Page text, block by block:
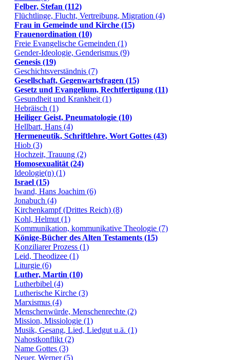
Felber, Stefan (112)
Flüchtlinge, Flucht, Vertreibung, Migration (4)
Frau in Gemeinde und Kirche (15)
Frauenordination (10)
Freie Evangelische Gemeinden (1)
Gender-Ideologie, Genderismus (9)
Genesis (19)
Geschichtsverständnis (7)
Gesellschaft, Gegenwartsfragen (15)
Gesetz und Evangelium, Rechtfertigung (11)
Gesundheit und Krankheit (1)
Hebräisch (1)
Heiliger Geist, Pneumatologie (10)
Hellbart, Hans (4)
Hermeneutik, Schriftlehre, Wort Gottes (43)
Hiob (3)
Hochzeit, Trauung (2)
Homosexualität (24)
Ideologie(n) (1)
Israel (15)
Iwand, Hans Joachim (6)
Jonabuch (4)
Kirchenkampf (Drittes Reich) (8)
Kohl, Helmut (1)
Kommunikation, kommunikative Theologie (7)
Könige-Bücher des Alten Testaments (15)
Konziliarer Prozess (1)
Leid, Theodizee (1)
Liturgie (6)
Luther, Martin (10)
Lutherbibel (4)
Lutherische Kirche (3)
Marxismus (4)
Menschenwürde, Menschenrechte (2)
Mission, Missiologie (1)
Musik, Gesang, Lied, Liedgut u.ä. (1)
Nahostkonflikt (2)
Name Gottes (3)
Neuer, Werner (5)